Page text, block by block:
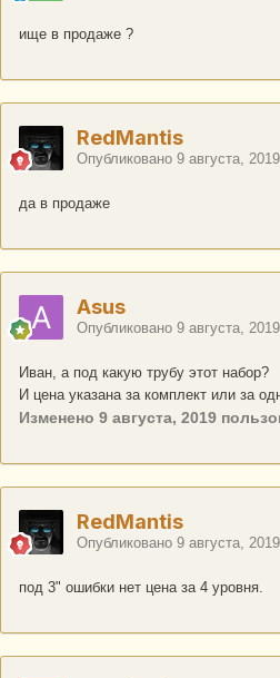
ище в продаже ?
RedMantis
Опубликовано 9 августа, 2019
да в продаже
Asus
Опубликовано 9 августа, 2019
Иван, а под какую трубу этот набор?
И цена указана за комплект или за
Изменено 9 августа, 2019
RedMantis
Опубликовано 9 августа, 2019
под 3" ошибки нет цена за 4 уровня.